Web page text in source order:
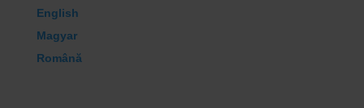
English
Magyar
Română